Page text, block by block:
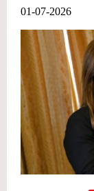
01-07-2026